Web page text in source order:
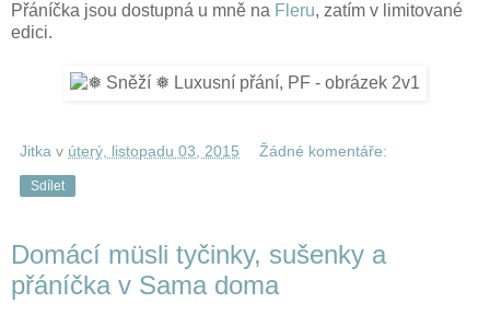
Přáníčka jsou dostupná u mně na Fleru, zatím v limitované
edici.
Jitka v úterý, listopadu 03, 2015 Žádné komentáře:
Sdílet
Domácí müsli tyčinky, sušenky a
přáníčka v Sama doma